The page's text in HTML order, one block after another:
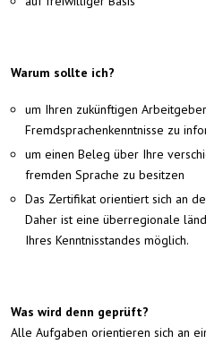
Warum sollte ich?
um Ihren zukünftigen
Fremdsprachenkenntnisse zu
um einen Beleg über Ihre
fremden Sprache zu besitzen
Das Zertifikat orientiert sich an
Daher ist eine überregionale
Ihres Kenntnisstandes möglich.
Was wird denn geprüft?
Alle Aufgaben orientieren sich an